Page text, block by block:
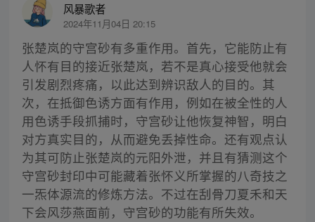
风暴歌者
2024年11月04日 20:15
张楚岚的守宫砂有多重作用。首先，它能防止有
人怀有目的接近张楚岚，若不是真心接受他就会
引发剧烈疼痛，以此达到辨识敌人的目的。其
次，在抵御色诱方面有作用，例如在被全性的人
用色诱手段抓捕时，守宫砂让他恢复神智，明白
对方真实目的，从而避免丢掉性命。还有观点认
为其可防止张楚岚的元阳外泄，并且有猜测这个
守宫砂封印中可能藏着张怀义所掌握的八奇技之
一炁体源流的修炼方法。不过在刮骨刀夏禾和天
下会风莎燕面前，守宫砂的功能有所失效。